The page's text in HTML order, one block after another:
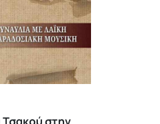
Τσακού στην